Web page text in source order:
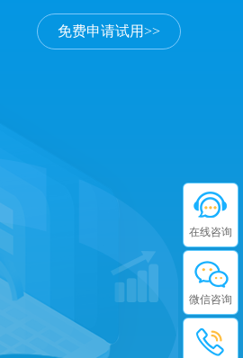
免费申请试用>>
在线咨询
微信咨询